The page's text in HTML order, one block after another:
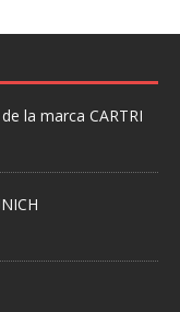
la marca CARTRI